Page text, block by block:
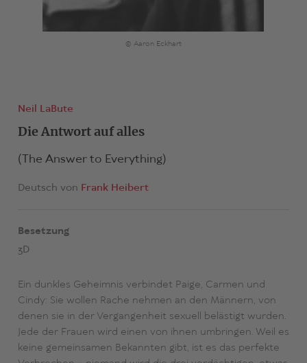
© Aaron Eckhart
Neil LaBute
Die Antwort auf alles
(The Answer to Everything)
Deutsch von Frank Heibert
Besetzung
3D
Ein dunkles Geheimnis verbindet Paige, Carmen und
Cindy: Sie wollen Rache nehmen an den Männern, von
denen sie in der Vergangenheit sexuell belästigt wurden.
Jede der Frauen wird einen von ihnen umbringen. Weil es
keine gemeinsamen Bekannten gibt, ist es das perfekte